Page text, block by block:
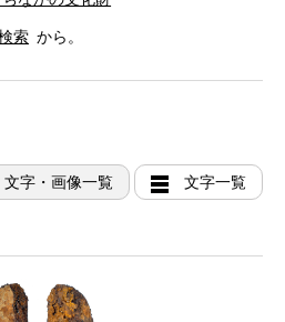
索 から。
文字・画像一覧 文字一覧